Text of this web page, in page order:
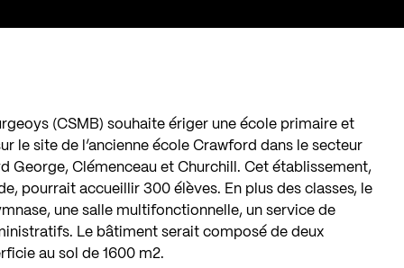
(CSMB) souhaite ériger une école primaire et
le site de l’ancienne école Crawford dans le secteur
George, Clémenceau et Churchill. Cet établissement,
pourrait accueillir 300 élèves. En plus des classes, le
une salle multifonctionnelle, un service de
Le bâtiment serait composé de deux
au sol de 1600 m2.